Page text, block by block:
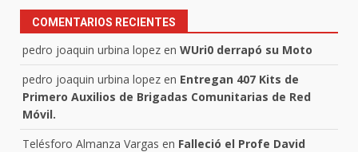
COMENTARIOS RECIENTES
pedro joaquin urbina lopez en WUri0 derrapó su Moto
pedro joaquin urbina lopez en Entregan 407 Kits de
Primero Auxilios de Brigadas Comunitarias de Red
Móvil.
Telésforo Almanza Vargas en Falleció el Profe David